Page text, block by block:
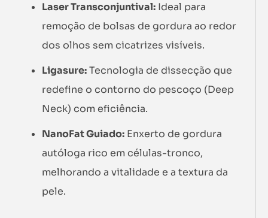
Laser Transconjuntival: Ideal para
remoção de bolsas de gordura ao redor
dos olhos sem cicatrizes visíveis.
Ligasure:Tecnologia de dissecção que
redefine o contorno do pescoço (Deep
Neck) com eficiência.
NanoFat Guiado: Enxerto de gordura
autóloga rico em células-tronco,
melhorando a vitalidade e a textura da
pele.